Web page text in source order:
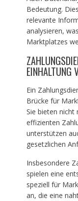
Bedeutung.
relevante
analysieren,
Marktplatzes
EINHALTUNG
Ein
Brücke für
Sie bieten nicht
effizienten
unterstützen
gesetzlichen
Insbesondere
spielen eine
speziell für
an, die eine